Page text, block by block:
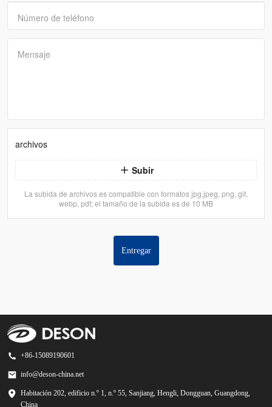
Número de teléfono
Mensaje
archivos
Subir
La subida de archivos es compatible con formatos jpg,jpeg, png, gif,
webp, pdf; el tamaño de la subida es de 10 MB
Entregar
+86-15089190601
info@deson-china.net
Habitación 202, edificio n.º 1, n.º 55, Sanjiang, Hengli, Dongguan, Guangdong,
China